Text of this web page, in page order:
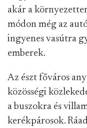
akár a
módon még az
ingyenes vasútra
emberek.
Az észt főváros
közösségi
a buszokra és
kerékpárosok.